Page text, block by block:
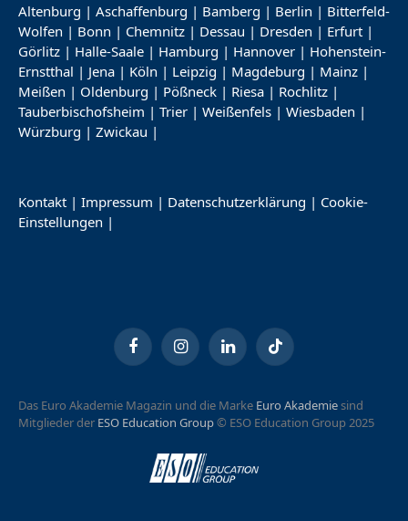
Altenburg | Aschaffenburg | Bamberg | Berlin | Bitterfeld-
Wolfen | Bonn | Chemnitz | Dessau | Dresden | Erfurt |
Görlitz | Halle-Saale | Hamburg | Hannover | Hohenstein-
Ernstthal | Jena | Köln | Leipzig | Magdeburg | Mainz |
Meißen | Oldenburg | Pößneck | Riesa | Rochlitz |
Tauberbischofsheim | Trier | Weißenfels | Wiesbaden |
Würzburg | Zwickau |
Kontakt | Impressum | Datenschutzerklärung | Cookie-
Einstellungen |
FacebookInstagramLinkedInTikTok
Das Euro Akademie Magazin und die Marke Euro Akademiesind
Mitglieder der ESO Education Group© ESO Education Group 2025